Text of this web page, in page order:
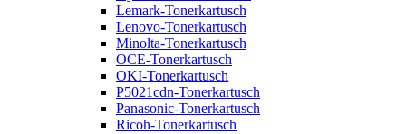
Lemark-Tonerkartusch
Lenovo-Tonerkartusch
Minolta-Tonerkartusch
OCE-Tonerkartusch
OKI-Tonerkartusch
P5021cdn-Tonerkartusch
Panasonic-Tonerkartusch
Ricoh-Tonerkartusch